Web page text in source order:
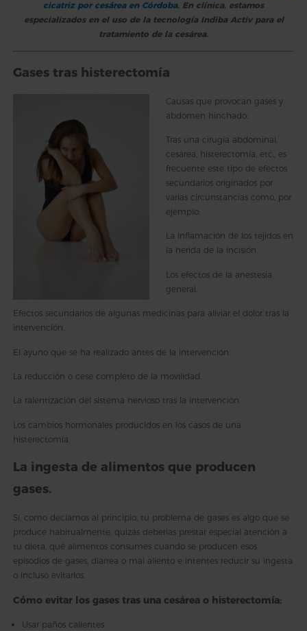
cicatriz por cesárea en Córdoba. En clínica, estamos
especializados en el uso de la tecnología Indiba Activ para el
tratamiento de la cesárea.
Gases tras histerectomía
Causas que provocan gases y
abdomen hinchado:
Tras una cirugía abdominal,
cesárea, histerectomía, etc., es
frecuente este tipo de efectos
secundarios originados por
varias circunstancias como, por
ejemplo:
La inflamación de los tejidos en
la herida de la incisión.
Los efectos de la anestesia
general.
Efectos secundarios de algunas medicinas para aliviar el dolor tras la
intervención.
El ayuno que se ha realizado antes de la intervención.
La reducción o cese completo de la movilidad.
La ralentización del sistema nervioso tras la intervención.
Los cambios hormonales producidos en los casos de una
histerectomía.
La ingesta de alimentos que producen
gases.
Sí, como decíamos al principio, tu problema de gases es algo que se
produce habitualmente, quizás deberías prestar especial atención a
tu dieta, qué alimentos consumes cuando se producen esos
episodios de gases, diarrea o mal aliento e intentes reducir su ingesta
o incluso evitarlos.
Cómo evitar los gases tras una cesárea o histerectomía:
Usar paños calientes